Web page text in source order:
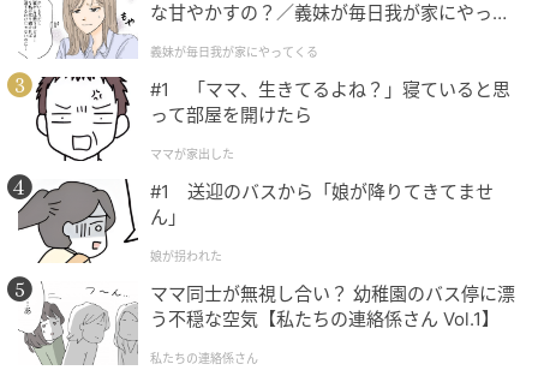
Aさん夫婦はどう対応しているのか
擁壁の所有者であることが判明したAさん夫婦は、自
治体の宅地擁壁の相談窓口に問い合わせ、補助制度の
有無を確認しました。
Aさん夫婦の自治体には、安全性に問題のある擁壁の
修繕に対して上限200万円の補助制度がありました。
これを活用しても自己負担は約800万円。住宅ローンの
返済に加えて、この金額を一度に用意することは現実
的ではなく、修繕に踏み切れない状態が続いていま
な甘やかすの？／義妹が毎日我が家にやって
が】
義妹が毎日我が家にやってくる
#1 「ママ、生きてるよね？」寝ていると思
って部屋を開けたら
ママが家出した
#1 送迎のバスから「娘が降りてきてませ
ん」
娘が拐われた
ママ同士が無視し合い？ 幼稚園のバス停に漂
う不穏な空気【私たちの連絡係さん Vol.1】
私たちの連絡係さん